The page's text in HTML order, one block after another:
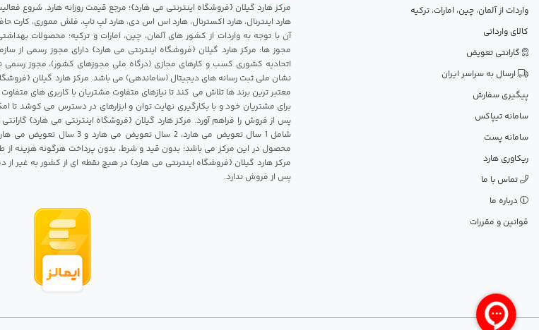
واردات از آلمان، چین، امارات، ترکیه
کالای وارداتی
گارانتی تعویض
ارسال به سراسر ایران
پیگیری سفارش
سامانه تیپاکس
سامانه پست
ریکاوری هارد
تماس با ما
درباره ما
قوانین و مقررات
هارد اینترنال، هارد اکسترنال، هارد اس اس دی، هارد لپ تاپ، فلش مموری، کارت
آن با توجه به واردات از کشور های آلمان، چین، امارات و ترکیه؛ محصولات
مجوز ها: مرکز هارد گیلان {فروشگاه اینترنتی می هارد} دارای مجوز رسمی از
اتحادیه کشوری کسب و کارهای مجازی (درگاه ملی مجوزهای کشور)، مجوز رسمی
نشان ملی ثبت رسانه های دیجیتال (ساماندهی) می باشد. مرکز هارد گیلان
معتبر ترین برند ها تلاش می کند تا نیازهای متفاوت مشتریان با کاربری های
برای مشتریان خود و با بکارگیری نهایت توان و ابزارهای در دسترس می کوشد تا
پس از فروش را فراهم آورد. مرکز هارد گیلان {فروشگاه اینترنتی می هارد}
شامل 1 سال تعویض می هارد، 2 سال
محصول در این مرکز می باشد؛ بدون قید و شرط، بدون پرداخت هرگونه هزینه
مرکز هارد گیلان {فروشگاه اینترنتی می هارد} در هیچ نقطه ای از کشور به غیر
پس از فروش ندارد.